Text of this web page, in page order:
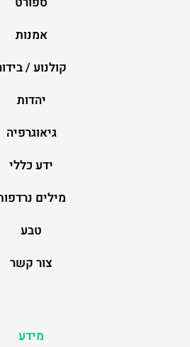
אמנות
קולנוע /
יהדות
גיאוגרפיה
ידע כללי
מילים
טבע
צור קשר
מידע